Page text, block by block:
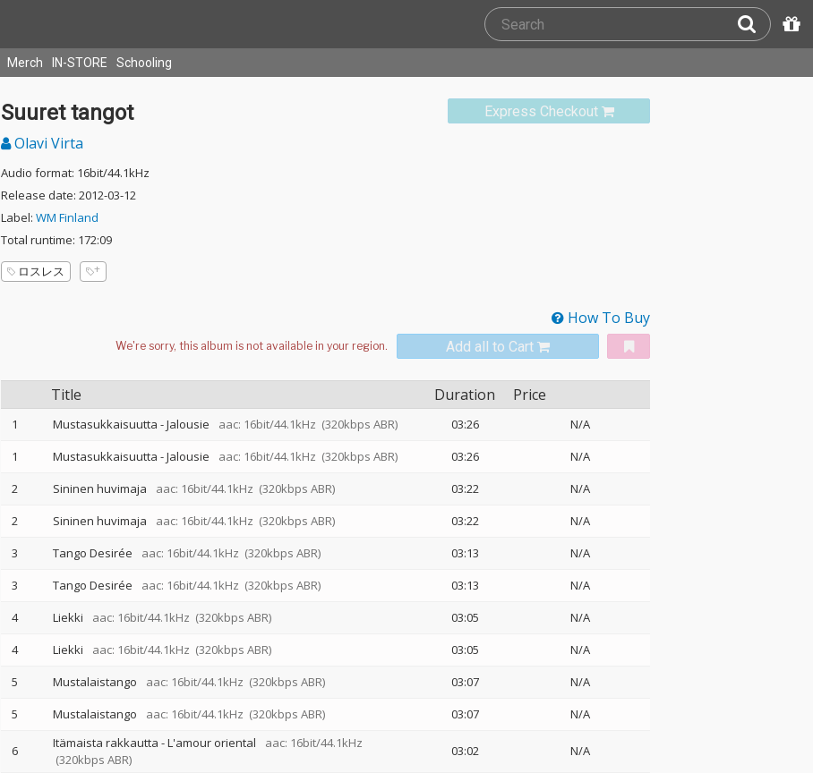
Merch IN-STORE Schooling
Express Checkout
Suuret tangot
Olavi Virta
Audio format: 16bit/44.1kHz
Release date: 2012-03-12
Label: WM Finland
Total runtime: 172:09
ロスレス
How To Buy
Add all to Cart
Title Duration Price
1 Mustasukkaisuutta - Jalousie aac: 16bit/44.1kHz (320kbps ABR) 03:26
N/A
1
Mustasukkaisuutta - Jalousie aac: 16bit/44.1kHz (320kbps ABR) 03:26
N/A
2
Sininen huvimaja aac: 16bit/44.1kHz (320kbps ABR) 03:22
N/A
2
Sininen huvimaja aac: 16bit/44.1kHz (320kbps ABR) 03:22
N/A
3
Tango Desirée aac: 16bit/44.1kHz (320kbps ABR) 03:13
N/A
3
Tango Desirée aac: 16bit/44.1kHz (320kbps ABR) 03:13
N/A
4
Liekki aac: 16bit/44.1kHz (320kbps ABR) 03:05
N/A
4
Liekki aac: 16bit/44.1kHz (320kbps ABR) 03:05
N/A
5
Mustalaistango aac: 16bit/44.1kHz (320kbps ABR) 03:07
N/A
5
Mustalaistango aac: 16bit/44.1kHz (320kbps ABR) 03:07 N/A
6 Itämaista rakkautta - L'amour oriental
aac: 16bit/44.1kHz
(320kbps ABR)
03:02 N/A